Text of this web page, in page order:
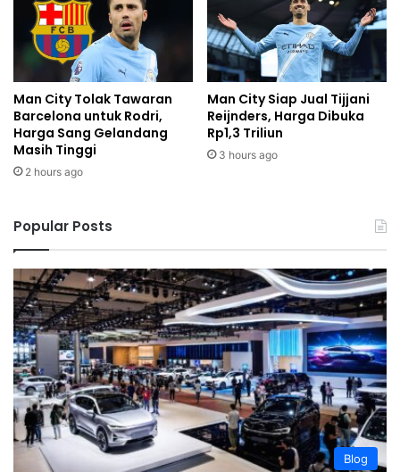
Man City Tolak Tawaran
Barcelona untuk Rodri,
Harga Sang Gelandang
Masih Tinggi
2 hours ago
Man City Siap Jual Tijjani
Reijnders, Harga Dibuka
Rp1,3 Triliun
3 hours ago
Popular Posts
Blog